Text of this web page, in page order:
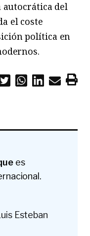
autocrática del
el coste
política en
es
Esteban